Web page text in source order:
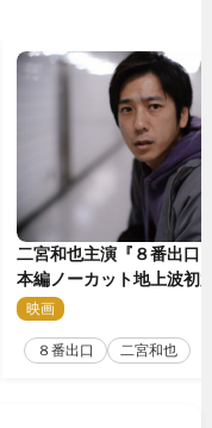
二宮和也主演『８番出口
本編ノーカット地上波
気監督＆二宮コメント到
映画
８番出口 二宮和也